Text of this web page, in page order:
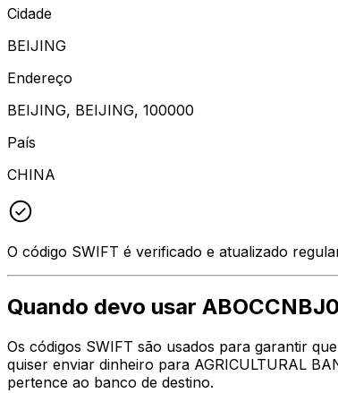
Cidade
BEIJING
Endereço
BEIJING, BEIJING, 100000
País
CHINA
O código SWIFT é verificado e atualizado
Quando devo usar
Os códigos SWIFT são usados para garantir
quiser enviar dinheiro para AGRICULTURAL
pertence ao banco de destino.